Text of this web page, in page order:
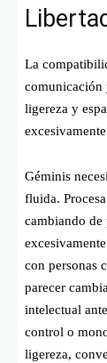
La
comunicación
ligereza y
Géminis
fluida.
cambiando de
con personas
parecer
intelectual
control o
ligereza,